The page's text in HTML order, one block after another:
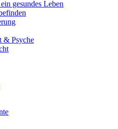
gesundes Leben
& Psyche